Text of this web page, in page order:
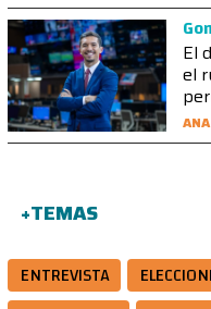
El
el
+TEMAS
ENTREVISTA